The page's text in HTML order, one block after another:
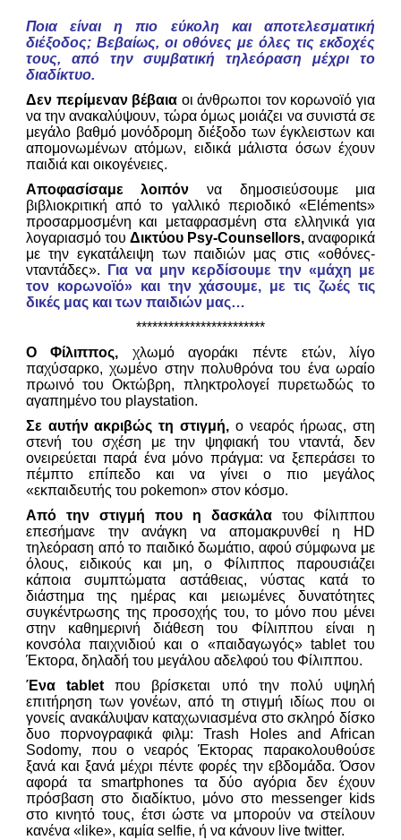
Ποια είναι η πιο εύκολη και αποτελεσματική
διέξοδος; Βεβαίως, οι οθόνες με όλες τις εκδοχές
τους, από την συμβατική τηλεόραση μέχρι το
διαδίκτυο.
Δεν περίμεναν βέβαια οι άνθρωποι τον κορωνοϊό για
να την ανακαλύψουν, τώρα όμως μοιάζει να συνιστά σε
μεγάλο βαθμό μονόδρομη διέξοδο των έγκλειστων και
απομονωμένων ατόμων, ειδικά μάλιστα όσων έχουν
παιδιά και οικογένειες.
Αποφασίσαμε λοιπόν να δημοσιεύσουμε μια
βιβλιοκριτική από το γαλλικό περιοδικό «Eléments»
προσαρμοσμένη και μεταφρασμένη στα ελληνικά για
λογαριασμό του Δικτύου Psy-Counsellors, αναφορικά
με την εγκατάλειψη των παιδιών μας στις «οθόνες-
νταντάδες».
Για να μην κερδίσουμε την «μάχη με
τον κορωνοϊό» και την χάσουμε, με τις ζωές τις
δικές μας και των παιδιών μας…
************************
Ο Φίλιππος, χλωμό αγοράκι πέντε ετών, λίγο
παχύσαρκο, χωμένο στην πολυθρόνα του ένα ωραίο
πρωινό του Οκτώβρη, πληκτρολογεί πυρετωδώς το
αγαπημένο του playstation.
Σε αυτήν ακριβώς τη στιγμή, ο νεαρός ήρωας, στη
στενή του σχέση με την ψηφιακή του νταντά, δεν
ονειρεύεται παρά ένα μόνο πράγμα: να ξεπεράσει το
πέμπτο επίπεδο και να γίνει ο πιο μεγάλος
«εκπαιδευτής του pokemon» στον κόσμο.
Από την στιγμή που η δασκάλα του Φίλιππου
επεσήμανε την ανάγκη να απομακρυνθεί η HD
τηλεόραση από το παιδικό δωμάτιο, αφού σύμφωνα με
όλους, ειδικούς και μη, ο Φίλιππος παρουσιάζει
κάποια συμπτώματα αστάθειας, νύστας κατά το
διάστημα της ημέρας και μειωμένες δυνατότητες
συγκέντρωσης της προσοχής του, το μόνο που μένει
στην καθημερινή διάθεση του Φίλιππου είναι η
κονσόλα παιχνιδιού και ο «παιδαγωγός» tablet του
Έκτορα, δηλαδή του μεγάλου αδελφού του Φίλιππου.
Ένα tablet που βρίσκεται υπό την πολύ υψηλή
επιτήρηση των γονέων, από τη στιγμή ιδίως που οι
γονείς ανακάλυψαν καταχωνιασμένα στο σκληρό δίσκο
δυο πορνογραφικά φιλμ: Trash Holes and African
Sodomy, που ο νεαρός Έκτορας παρακολουθούσε
ξανά και ξανά μέχρι πέντε φορές την εβδομάδα. Όσον
αφορά τα smartphones τα δύο αγόρια δεν έχουν
πρόσβαση στο διαδίκτυο, μόνο στο messenger kids
στο κινητό τους, έτσι ώστε να μπορούν να στείλουν
κανένα «like», καμία selfie, ή να κάνουν live twitter.